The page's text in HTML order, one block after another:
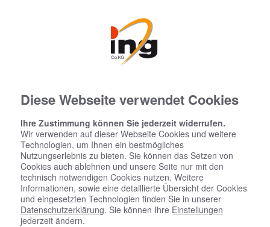
Diese Webseite verwendet Cookies
Ihre Zustimmung können Sie jederzeit widerrufen.
Wir verwenden auf dieser Webseite Cookies und weitere
Technologien, um Ihnen ein bestmögliches
Nutzungserlebnis zu bieten. Sie können das Setzen von
Cookies auch ablehnen und unsere Seite nur mit den
technisch notwendigen Cookies nutzen. Weitere
Informationen, sowie eine detaillierte Übersicht der Cookies
und eingesetzten Technologien finden Sie in unserer
Datenschutzerklärung. Sie können Ihre Einstellungen
jederzeit ändern.